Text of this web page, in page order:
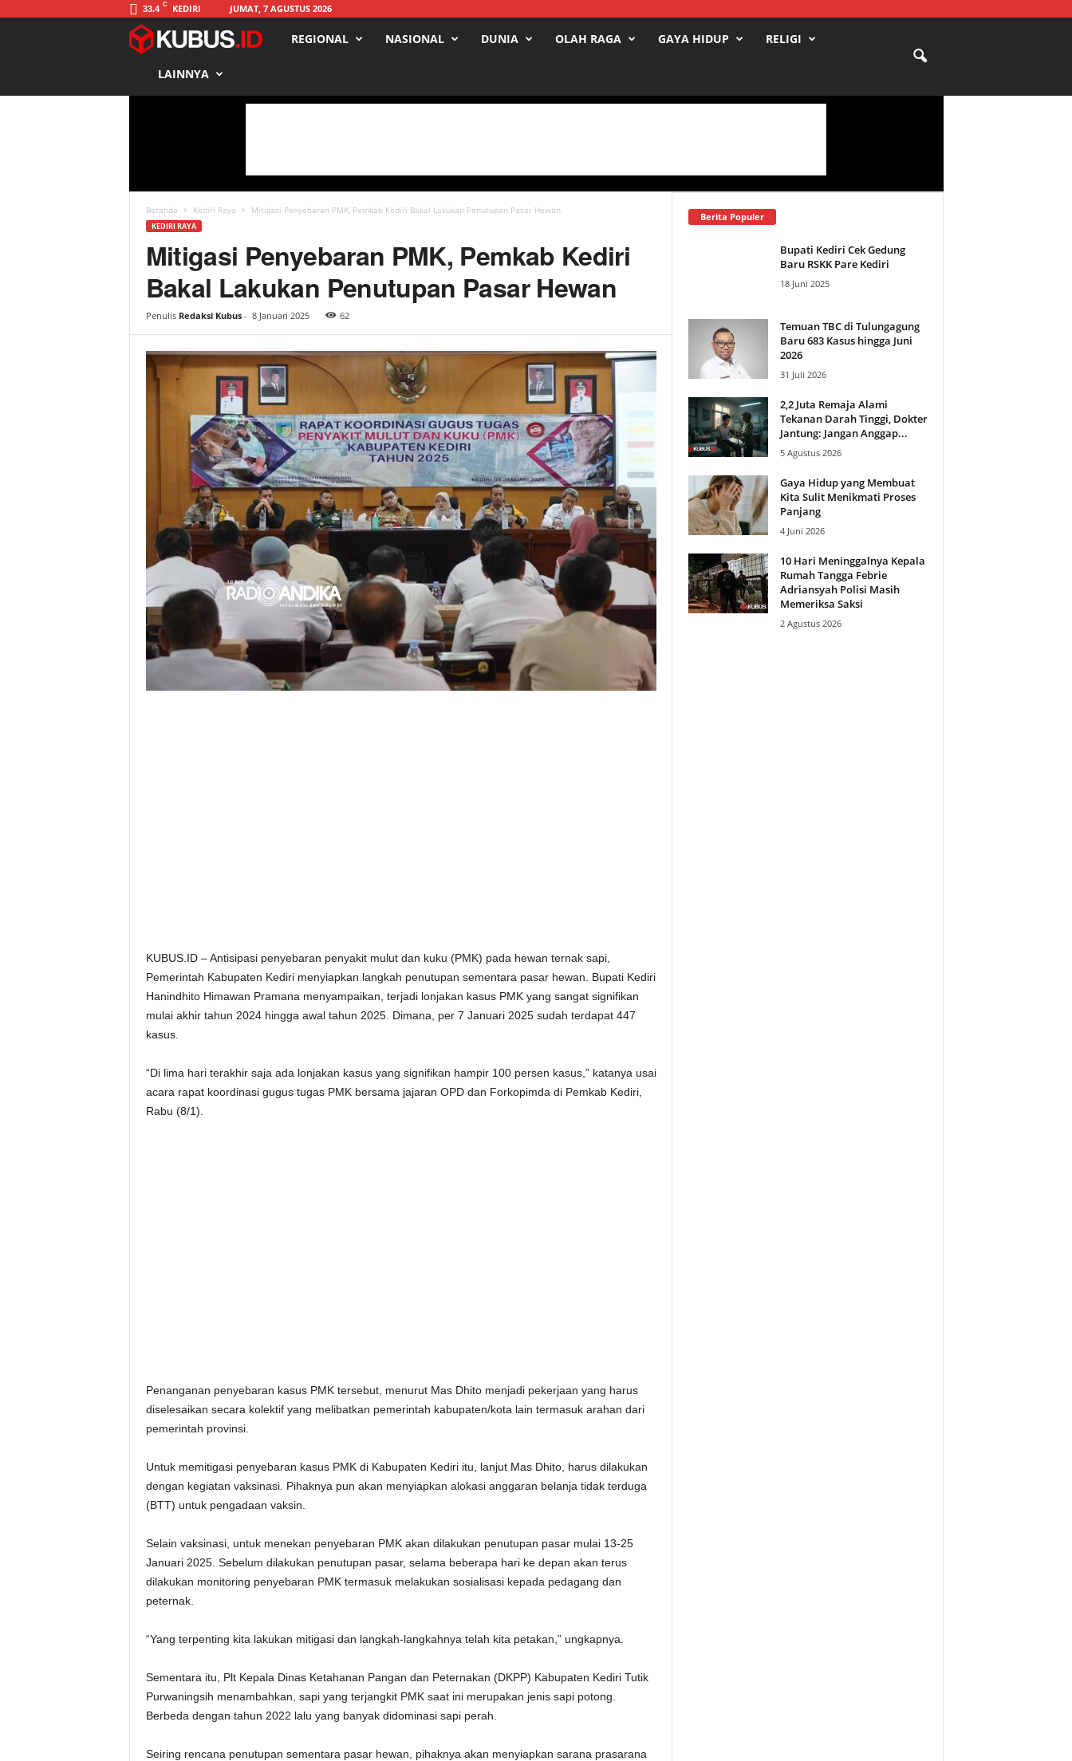
33.4 C KEDIRI JUMAT, 7 AGUSTUS 2026
s
REGIONAL NASIONAL DUNIA OLAH RAGA GAYA HIDUP RELIGI
LAINNYA
Beranda Kediri Raya Mitigasi Penyebaran PMK, Pemkab Kediri Bakal Lakukan Penutupan Pasar Hewan
KEDIRI RAYA
Mitigasi Penyebaran PMK, Pemkab Kediri
Bakal Lakukan Penutupan Pasar Hewan
Penulis Redaksi Kubus- 8 Januari 2025 62
KUBUS.ID – Antisipasi penyebaran penyakit mulut dan kuku (PMK) pada hewan ternak sapi,
Pemerintah Kabupaten Kediri menyiapkan langkah penutupan sementara pasar hewan. Bupati Kediri
Hanindhito Himawan Pramana menyampaikan, terjadi lonjakan kasus PMK yang sangat signifikan
mulai akhir tahun 2024 hingga awal tahun 2025. Dimana, per 7 Januari 2025 sudah terdapat 447
kasus.
“Di lima hari terakhir saja ada lonjakan kasus yang signifikan hampir 100 persen kasus,” katanya usai
acara rapat koordinasi gugus tugas PMK bersama jajaran OPD dan Forkopimda di Pemkab Kediri,
Rabu (8/1).
Penanganan penyebaran kasus PMK tersebut, menurut Mas Dhito menjadi pekerjaan yang harus
diselesaikan secara kolektif yang melibatkan pemerintah kabupaten/kota lain termasuk arahan dari
pemerintah provinsi.
Untuk memitigasi penyebaran kasus PMK di Kabupaten Kediri itu, lanjut Mas Dhito, harus dilakukan
dengan kegiatan vaksinasi. Pihaknya pun akan menyiapkan alokasi anggaran belanja tidak terduga
(BTT) untuk pengadaan vaksin.
Selain vaksinasi, untuk menekan penyebaran PMK akan dilakukan penutupan pasar mulai 13-25
Januari 2025. Sebelum dilakukan penutupan pasar, selama beberapa hari ke depan akan terus
dilakukan monitoring penyebaran PMK termasuk melakukan sosialisasi kepada pedagang dan
peternak.
“Yang terpenting kita lakukan mitigasi dan langkah-langkahnya telah kita petakan,” ungkapnya.
Sementara itu, Plt Kepala Dinas Ketahanan Pangan dan Peternakan (DKPP) Kabupaten Kediri Tutik
Purwaningsih menambahkan, sapi yang terjangkit PMK saat ini merupakan jenis sapi potong.
Berbeda dengan tahun 2022 lalu yang banyak didominasi sapi perah.
Seiring rencana penutupan sementara pasar hewan, pihaknya akan menyiapkan sarana prasarana
Berita Populer
Bupati Kediri Cek Gedung
Baru RSKK Pare Kediri
18 Juni 2025
Temuan TBC di Tulungagung
Baru 683 Kasus hingga Juni
2026
31 Juli 2026
2,2 Juta Remaja Alami
Tekanan Darah Tinggi, Dokter
Jantung: Jangan Anggap...
5 Agustus 2026
Gaya Hidup yang Membuat
Kita Sulit Menikmati Proses
Panjang
4 Juni 2026
10 Hari Meninggalnya Kepala
Rumah Tangga Febrie
Adriansyah Polisi Masih
Memeriksa Saksi
2 Agustus 2026